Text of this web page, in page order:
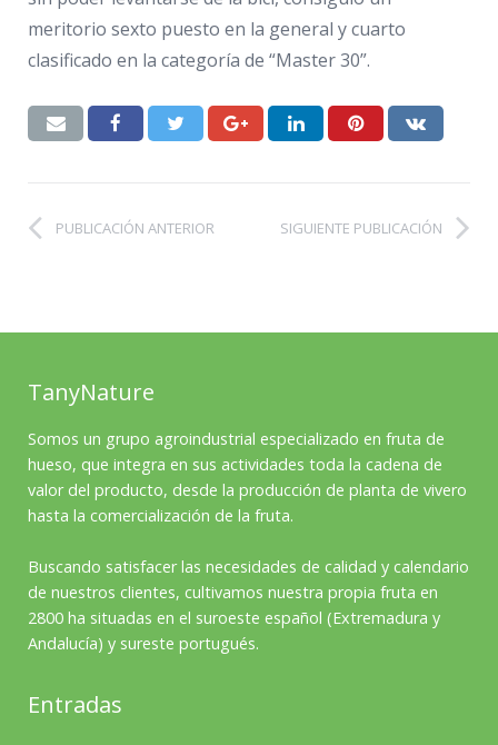
meritorio sexto puesto en la general y cuarto
clasificado en la categoría de “Master 30”.
PUBLICACIÓN ANTERIOR SIGUIENTE PUBLICACIÓN
TanyNature
Somos un grupo agroindustrial especializado en fruta de
hueso, que integra en sus actividades toda la cadena de
valor del producto, desde la producción de planta de vivero
hasta la comercialización de la fruta.
Buscando satisfacer las necesidades de calidad y calendario
de nuestros clientes, cultivamos nuestra propia fruta en
2800 ha situadas en el suroeste español (Extremadura y
Andalucía) y sureste portugués.
Entradas